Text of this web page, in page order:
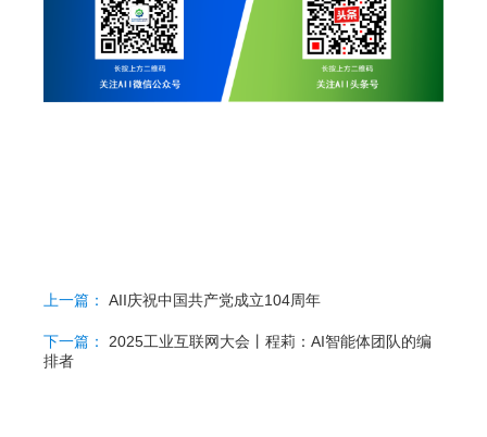
上一篇： AII庆祝中国共产党成立104周年
下一篇：
2025工业互联网大会丨程莉：AI智能体团队的编
排者